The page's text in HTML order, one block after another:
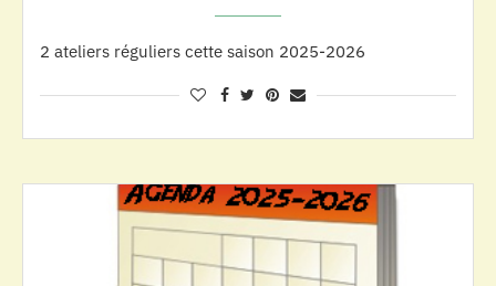
2 ateliers réguliers cette saison 2025-2026